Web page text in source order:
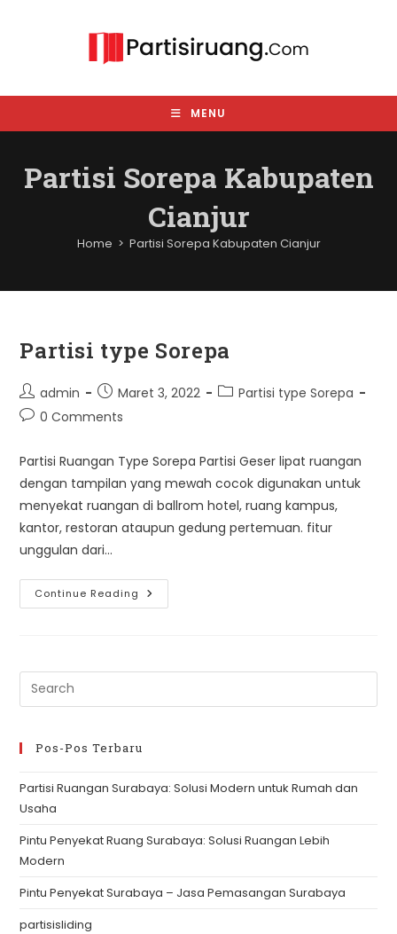
MENU
Partisi Sorepa Kabupaten
Cianjur
Home > Partisi Sorepa Kabupaten Cianjur
Partisi type Sorepa
Post
author:
admin
Post
published:
Maret 3, 2022
PostPartisi type Sorepa
Post0 Comments
Partisi Ruangan Type Sorepa Partisi Geser lipat ruangan
dengan tampilan yang mewah cocok digunakan untuk
menyekat ruangan di ballrom hotel, ruang kampus,
kantor, restoran ataupun gedung pertemuan. fitur
unggulan dari…
Continue Reading Partisi
Type
Pos-Pos Terbaru
Partisi Ruangan Surabaya: Solusi Modern untuk Rumah dan
Usaha
Pintu Penyekat Ruang Surabaya: Solusi Ruangan Lebih
Modern
Pintu Penyekat Surabaya – Jasa Pemasangan Surabaya
partisisliding